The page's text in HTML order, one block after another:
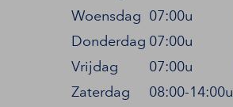
Woensdag 07:00u
Donderdag 07:00u
Vrijdag
07:00u
Zaterdag
08:00-14:00u